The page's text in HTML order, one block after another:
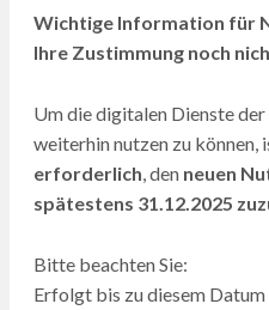
Wichtige Information für
Ihre Zustimmung noch
Um die digitalen Dienste
weiterhin nutzen zu können,
erforderlich, den neuen
spätestens 31.12.2025
Bitte beachten Sie:
Erfolgt bis zu diesem